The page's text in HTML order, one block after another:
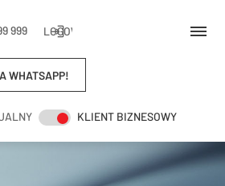
KLIENT BIZNESOWY
WHATSAPP!
999 LOGOWANIE